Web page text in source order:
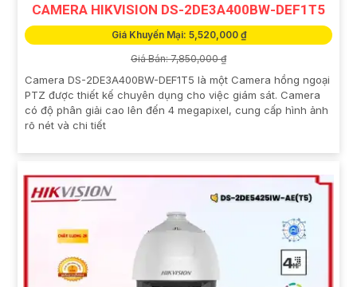
CAMERA HIKVISION DS-2DE3A400BW-DEF1T5
Giá Khuyến Mại: 5,520,000 ₫
Giá Bán: 7,850,000 ₫
Camera DS-2DE3A400BW-DEF1T5 là một Camera hồng ngoại
PTZ được thiết kế chuyên dụng cho việc giám sát. Camera
có độ phân giải cao lên đến 4 megapixel, cung cấp hình ảnh
rõ nét và chi tiết